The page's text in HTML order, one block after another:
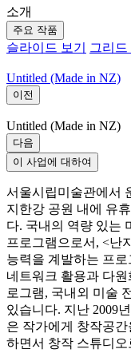
소개
주요 작품
슬라이드 보기 그리드
Untitled (Made in NZ)
이전
Untitled (Made in NZ)
다음
이 사업에 대하여
서울시립미술관에서
지한강 공원 내에 유
다. 국내의 역량 있는
프로그램으로서, <난
능력을 계발하는 프
네트워크 활용과 다
로그램, 국내외 미술
있습니다. 지난 2009
은 작가에게 창작공
하면서 창작 스튜디오